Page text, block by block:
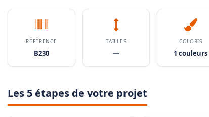
RÉFÉRENCE
B230
TAILLES
—
COLORIS
1 couleurs
Les 5 étapes de votre projet